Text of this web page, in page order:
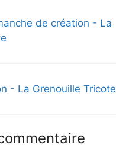
de création - La
- La Grenouille Tricote